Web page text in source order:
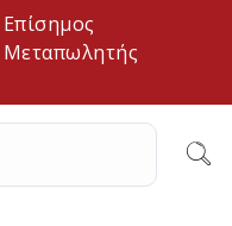
Επίσημος
Μεταπωλητής